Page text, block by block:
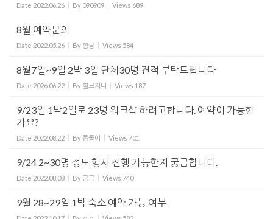
Date 2022.06.26 By 090909 Views 689
8월 예약문의
Date 2022.05.26 By 항공 Views 584
8월7일~9일 2박 3일 단체30명 견적 부탁드립니다
Date 2026.06.22 By 헐크지니 Views 187
9/23일 1박2일로 23명 워크샵 하려고합니다. 예약이 가능한
가요?
Date 2022.08.22 By콩돌이 Views 701
9/24 2~30명 정도 행사 진행 가능한지 궁금합니다.
Date 2022.08.08 By궁금 Views 740
9월 28~29일 1박 숙소 예약 가능 여부